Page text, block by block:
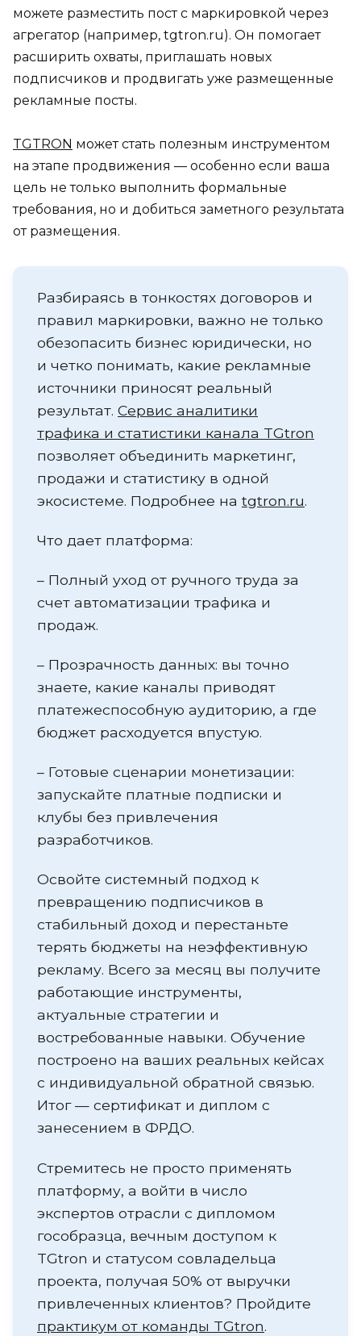
можете разместить пост с маркировкой через
агрегатор (например, tgtron.ru). Он помогает
расширить охваты, приглашать новых
подписчиков и продвигать уже размещенные
рекламные посты.
TGTRON может стать полезным инструментом
на этапе продвижения — особенно если ваша
цель не только выполнить формальные
требования, но и добиться заметного результата
от размещения.
Разбираясь в тонкостях договоров и
правил маркировки, важно не только
обезопасить бизнес юридически, но
и четко понимать, какие рекламные
источники приносят реальный
результат. Сервис аналитики
трафика и статистики канала TGtron
позволяет объединить маркетинг,
продажи и статистику в одной
экосистеме. Подробнее на tgtron.ru.
Что дает платформа:
– Полный уход от ручного труда за
счет автоматизации трафика и
продаж.
– Прозрачность данных: вы точно
знаете, какие каналы приводят
платежеспособную аудиторию, а где
бюджет расходуется впустую.
– Готовые сценарии монетизации:
запускайте платные подписки и
клубы без привлечения
разработчиков.
Освойте системный подход к
превращению подписчиков в
стабильный доход и перестаньте
терять бюджеты на неэффективную
рекламу. Всего за месяц вы получите
работающие инструменты,
актуальные стратегии и
востребованные навыки. Обучение
построено на ваших реальных кейсах
с индивидуальной обратной связью.
Итог — сертификат и диплом с
занесением в ФРДО.
Стремитесь не просто применять
платформу, а войти в число
экспертов отрасли с дипломом
гособразца, вечным доступом к
TGtron и статусом совладельца
проекта, получая 50% от выручки
привлеченных клиентов? Пройдите
практикум от команды TGtron.